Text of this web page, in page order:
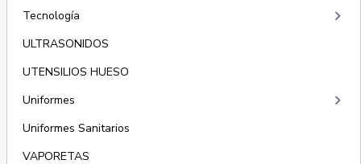
Tecnología
keyboard_arrow_right
ULTRASONIDOS
UTENSILIOS HUESO
Uniformes
keyboard_arrow_right
Uniformes Sanitarios
VAPORETAS